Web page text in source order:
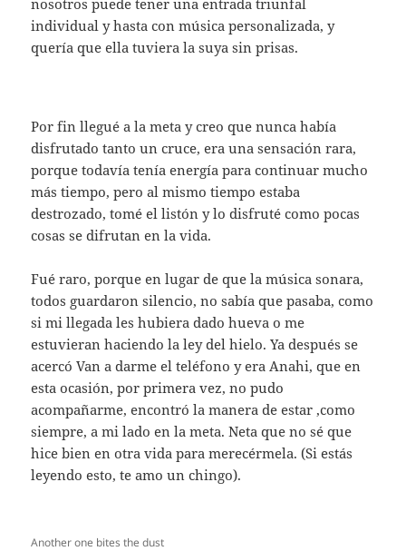
individual y hasta con música personalizada, y
quería que ella tuviera la suya sin prisas.
Por fin llegué a la meta y creo que nunca había
disfrutado tanto un cruce, era una sensación rara,
porque todavía tenía energía para continuar mucho
más tiempo, pero al mismo tiempo estaba
destrozado, tomé el listón y lo disfruté como pocas
cosas se difrutan en la vida.
Fué raro, porque en lugar de que la música sonara,
todos guardaron silencio, no sabía que pasaba, como
si mi llegada les hubiera dado hueva o me
estuvieran haciendo la ley del hielo. Ya después se
acercó Van a darme el teléfono y era Anahi, que en
esta ocasión, por primera vez, no pudo
acompañarme, encontró la manera de estar ,como
siempre, a mi lado en la meta. Neta que no sé que
hice bien en otra vida para merecérmela. (Si estás
leyendo esto, te amo un chingo).
Another one bites the dust